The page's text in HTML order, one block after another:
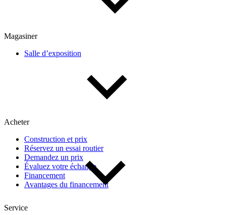
Magasiner
Salle d’exposition
Acheter
Construction et prix
Réservez un essai routier
Demandez un prix
Évaluez votre échange
Financement
Avantages du financement
Service